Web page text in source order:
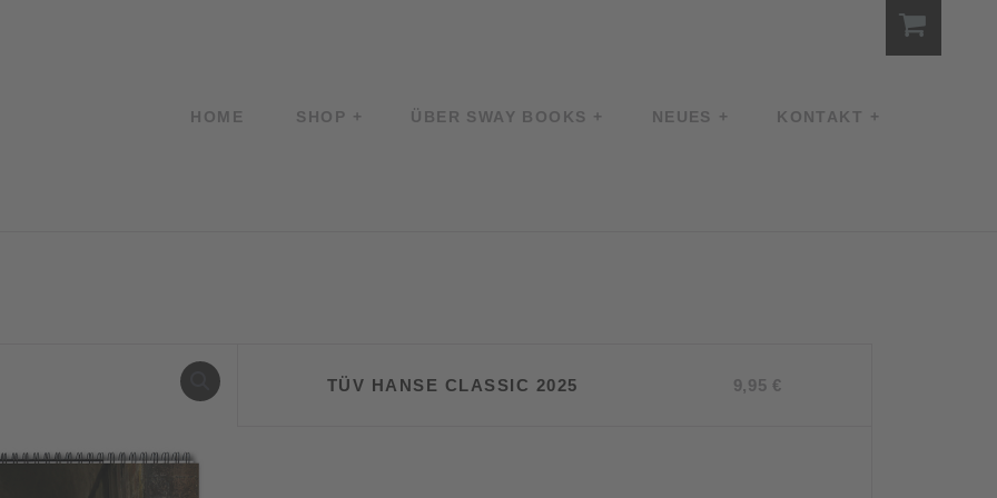
HOME SHOP ÜBER SWAY BOOKS NEUES KONTAKT
TÜV HANSE CLASSIC 2025 9,95 €